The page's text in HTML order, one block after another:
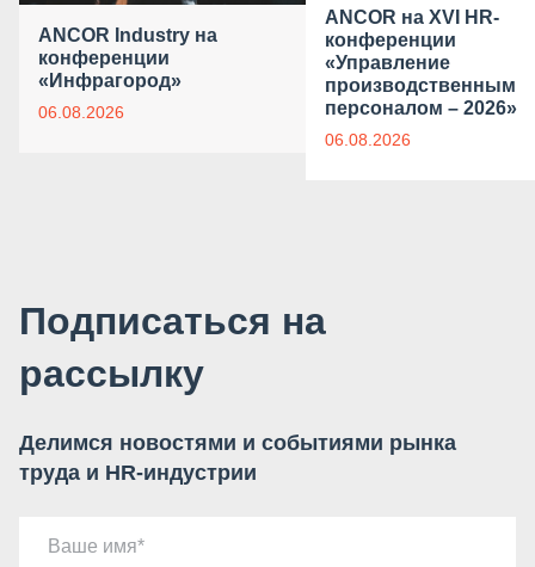
ANCOR Industry на
конференции
«Инфрагород»
06.08.2026
ANCOR на XVI HR-
конференции
«Управление
производственным
персоналом – 2026»
06.08.2026
Подписаться на
рассылку
Делимся новостями и событиями рынка
труда и HR-индустрии
Ваше имя